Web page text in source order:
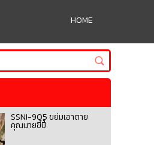
HOME
SSNI-905 ขย่มเอาตาย
คุณนายขี้ปี้